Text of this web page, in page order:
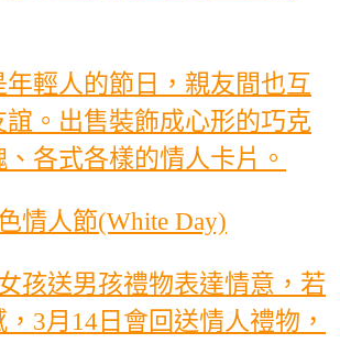
輕人的節日，親友間也互
。出售裝飾成心形的巧克
各式各樣的情人卡片。
情人節(White Day)
孩送男孩禮物表達情意，若
3月14日會回送情人禮物，